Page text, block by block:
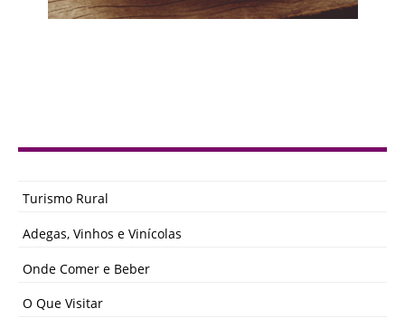
Turismo Rural
Adegas, Vinhos e Vinícolas
Onde Comer e Beber
O Que Visitar